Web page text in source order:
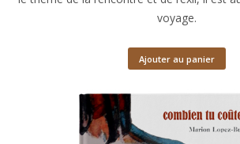
voyage.
Ajouter au panier